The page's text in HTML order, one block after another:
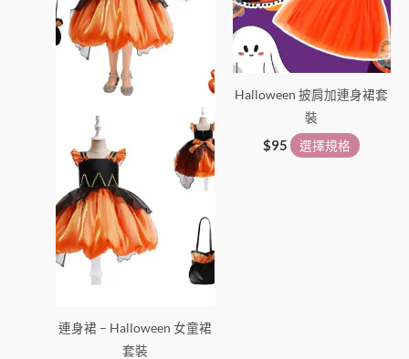
連身裙 – Halloween 女童裙
套裝
在
產
品
頁
面
選
擇
選
項
Halloween 披肩加連身裙套
裝
$95 選擇規格
款
式。
可
在
產
頁